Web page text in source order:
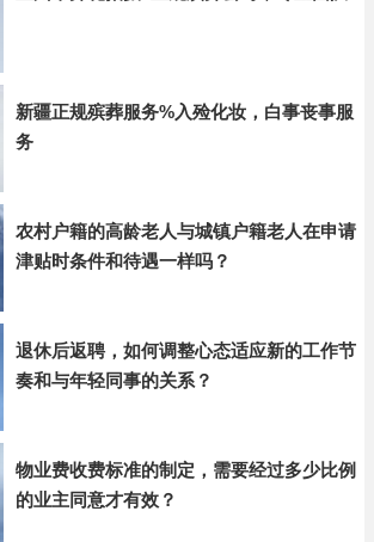
新疆正规殡葬服务%入殓化妆，白事丧事服
务
农村户籍的高龄老人与城镇户籍老人在申请
津贴时条件和待遇一样吗？
退休后返聘，如何调整心态适应新的工作节
奏和与年轻同事的关系？
物业费收费标准的制定，需要经过多少比例
的业主同意才有效？